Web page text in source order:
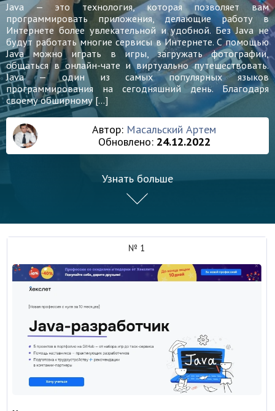
Java — это технология, которая позволяет вам
программировать приложения, делающие работу в
Интернете более увлекательной и удобной. Без Java не
будут работать многие сервисы в Интернете. С помощью
Java можно играть в игры, загружать фотографии,
общаться в онлайн-чате и виртуально путешествовать.
Java — один из самых популярных языков
программирования на сегодняшний день. Благодаря
своему обширному […]
Автор: Масальский Артем
Обновлено: 24.12.2022
Узнать больше
№ 1